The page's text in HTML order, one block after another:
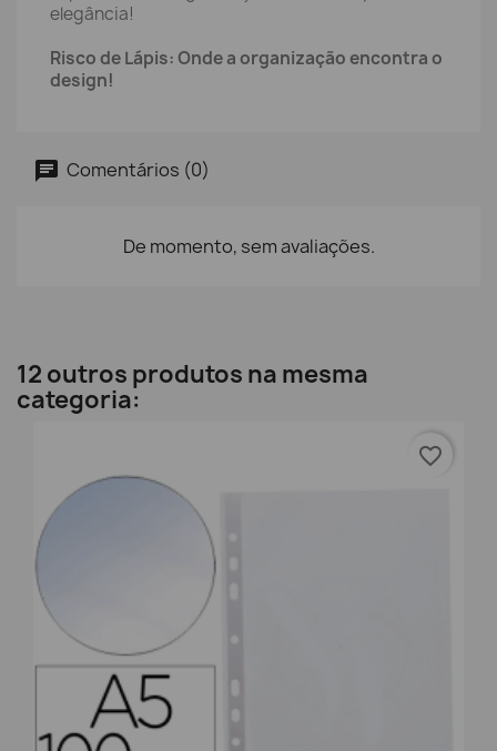
elegância!
Risco de Lápis: Onde a organização encontra o
design!
Comentários (0)
De momento, sem avaliações.
12 outros produtos na mesma
categoria:
favorite_border